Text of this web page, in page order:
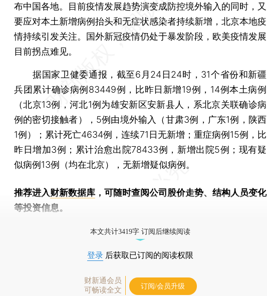
布中国各地。目前疫情发展趋势演变成防控境外输入的同时，又
要应对本土新增病例抬头和无症状感染者持续新增，北京本地疫
情持续引发关注。国外新冠疫情仍处于暴发阶段，欧美疫情发展
目前拐点难见。
据国家卫健委通报，截至6月24日24时，31个省份和新疆
兵团累计确诊病例83449例，比昨日新增19例，14例本土病例
（北京13例，河北1例为雄安新区安新县人，系北京关联确诊病
例的密切接触者），5例由境外输入（甘肃3例，广东1例，陕西
1例）；累计死亡4634例，连续71日无新增；重症病例15例，比
昨日增加3例；累计治愈出院78433例，新增出院5例；现有疑
似病例13例（均在北京），无新增疑似病例。
推荐进入财新数据库 ，可随时查阅公司股价走势、结构人员变化
等投资信息。
本文共计3419字 订阅后继续阅读
登录 后获取已订阅的阅读权限
财新通会员
可畅读全文
订阅/会员升级